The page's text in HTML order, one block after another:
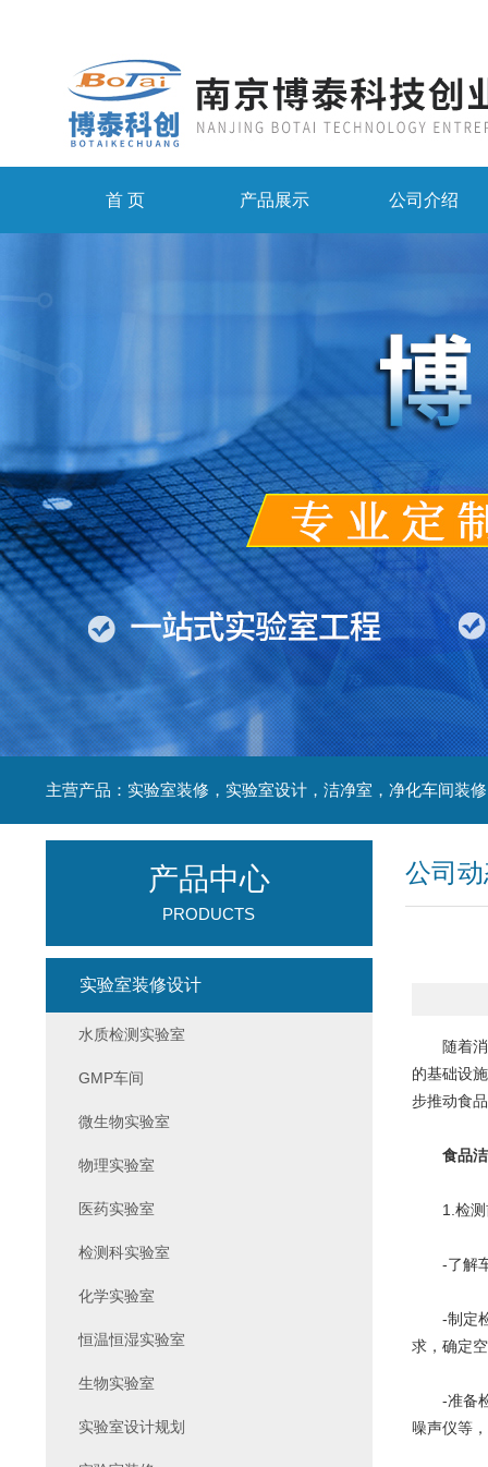
首 页 产品展示 公司介绍
公司
随着消
的基础设
步推动食
食品
1.检测
-了解车
-制定检
求，确定
-准备检
噪声仪等
产品中心
PRODUCTS
实验室装修设计
水质检测实验室
GMP车间
微生物实验室
物理实验室
医药实验室
检测科实验室
化学实验室
恒温恒湿实验室
生物实验室
实验室设计规划